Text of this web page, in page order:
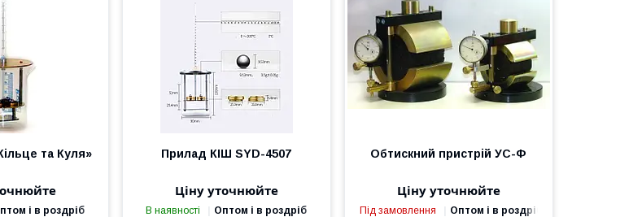
та Куля»
і в роздріб
Прилад КІШ SYD-4507
Ціну уточнюйте
В наявності Оптом і в роздріб
Обтискний пристрій УС-Ф
Ціну уточнюйте
Під замовлення Оптом і в роздріб